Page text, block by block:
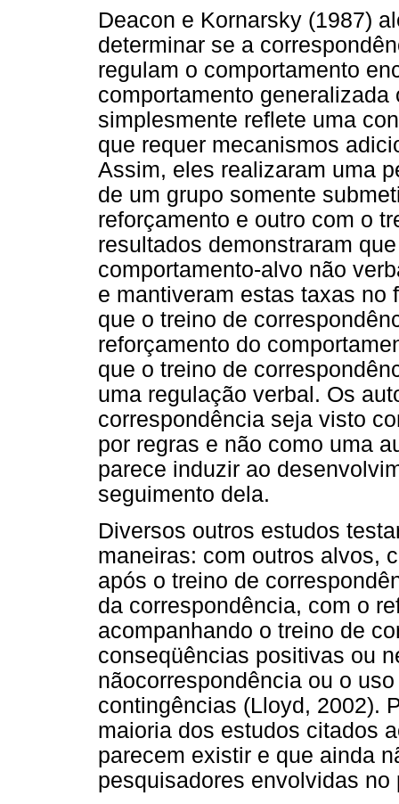
Deacon e Kornarsky (1987)
determinar se a
regulam o comportamento
comportamento
simplesmente reflete uma
que requer mecanismos
Assim, eles realizaram uma
de um grupo somente
reforçamento e outro com o
resultados demonstraram
comportamento-alvo não
e mantiveram estas taxas no
que o treino de
reforçamento do
que o treino de
uma regulação verbal. Os
correspondência seja visto
por regras e não como uma
parece induzir ao
seguimento dela.
Diversos outros estudos
maneiras: com outros alvos,
após o treino de
da correspondência, com o
acompanhando o treino de
conseqüências positivas ou
nãocorrespondência ou o
contingências (Lloyd, 2002).
maioria dos estudos citados
parecem existir e que ainda
pesquisadores envolvidas